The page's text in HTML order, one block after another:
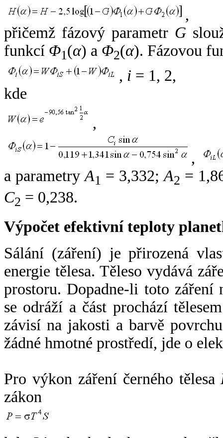
,
přičemž fázový parametr G
funkcí Φ1(α) a Φ2(α). Fázovou
, i = 1, 2,
kde
,
,
a parametryA1 = 3,332;A2 =
C2 = 0,238.
Výpočet efektivní teploty
Sálání (záření) je přirozená
energie tělesa. Těleso vydává
prostoru. Dopadne-li toto záření
se odráží a část prochází
závisí na jakosti a barvě
žádné hmotné prostředí, jde o
Pro výkon záření černého tělesa
zákon